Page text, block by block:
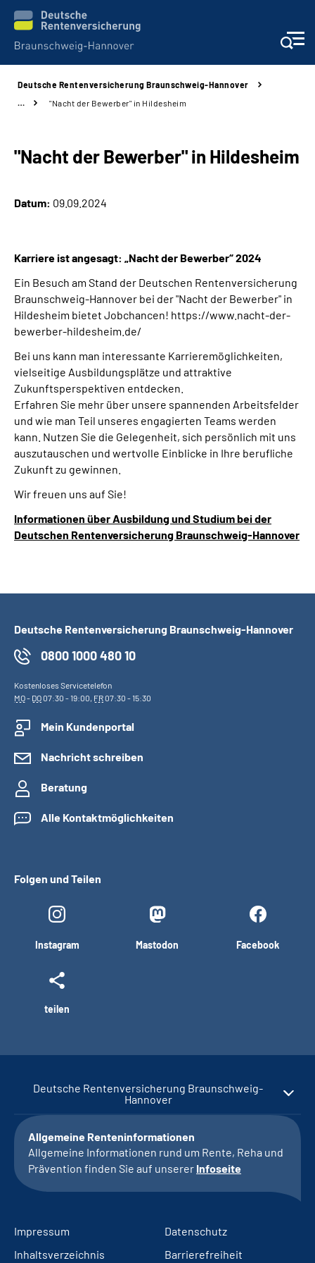
Karriere
Über uns
Online-Services
Inhalte in Gebärdensprache (DGS)
Leichte Sprache
Suche
Mein Kundenportal
Deutsche Rentenversicherung Braunschweig-Hannover
…
"Nacht der Bewerber" in Hildesheim
"Nacht der Bewerber" in Hildesheim
Datum: 09.09.2024
Karriere ist angesagt: „Nacht der Bewerber“ 2024
Ein Besuch am Stand der Deutschen Rentenversicherung
Braunschweig-Hannover bei der "Nacht der Bewerber" in
Hildesheim bietet Jobchancen! https://www.nacht-der-
bewerber-hildesheim.de/
Bei uns kann man interessante Karrieremöglichkeiten,
vielseitige Ausbildungsplätze und attraktive
Zukunftsperspektiven entdecken.
Erfahren Sie mehr über unsere spannenden Arbeitsfelder
und wie man Teil unseres engagierten Teams werden
kann. Nutzen Sie die Gelegenheit, sich persönlich mit uns
auszutauschen und wertvolle Einblicke in Ihre berufliche
Zukunft zu gewinnen.
Wir freuen uns auf Sie!
Informationen über Ausbildung und Studium bei der
Deutschen Rentenversicherung Braunschweig-Hannover
Deutsche Rentenversicherung Braunschweig-Hannover
0800 1000 480 10
Kostenloses Servicetelefon
MO- DO07:30 - 19:00, FR07:30 - 15:30
Mein Kundenportal
Nachricht schreiben
Beratung
Alle Kontaktmöglichkeiten
Folgen und Teilen
Instagram Mastodon Facebook
teilen
Deutsche Rentenversicherung Braunschweig-
Hannover
Allgemeine Renteninformationen
Allgemeine Informationen rund um Rente, Reha und
Prävention finden Sie auf unserer Infoseite
Impressum
Datenschutz
Inhaltsverzeichnis
Barrierefreiheit